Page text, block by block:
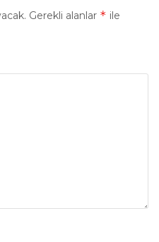
Gerekli alanlar * ile